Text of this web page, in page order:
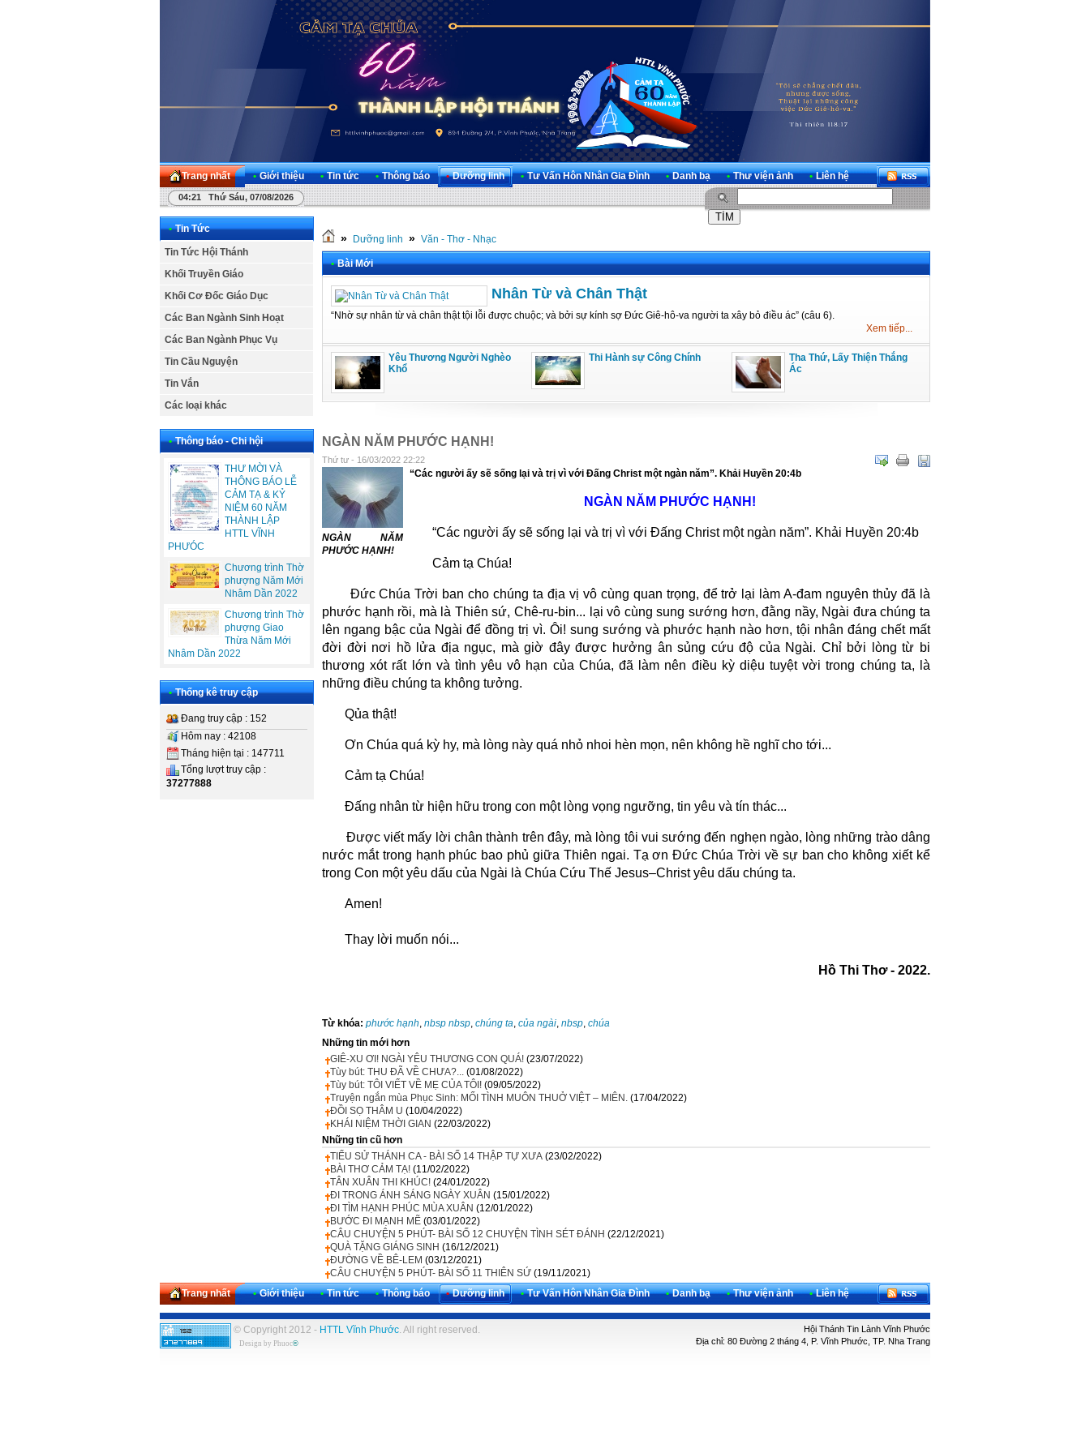
Trang nhất • Giới thiệu • Tin tức • Thông báo • Dưỡng linh • Tư Vấn Hôn Nhân Gia Đình • Danh bạ • Thư viện ảnh • Liên hệ
04:21 Thứ Sáu, 07/08/2026
• Tin Tức
Tin Tức Hội Thánh
Khối Truyền Giáo
Khối Cơ Đốc Giáo Dục
Các Ban Ngành Sinh Hoạt
Các Ban Ngành Phục Vụ
Tin Cầu Nguyện
Tin Vắn
Các loại khác
• Thông báo - Chi hội
THƯ MỜI VÀ
THÔNG BÁO LỄ
CẢM TẠ & KỶ
NIỆM 60 NĂM
THÀNH LẬP
HTTL VĨNH
PHƯÓC
Chương trình Thờ
phượng Năm Mới
Nhâm Dần 2022
Chương trình Thờ
phượng Giao
Thừa Năm Mới
Nhâm Dần 2022
• Thống kê truy cập
Đang truy cập : 152
Hôm nay : 42108
Tháng hiện tại : 147711
Tổng lượt truy cập :
37277888
» Dưỡng linh » Văn - Thơ - Nhạc
• Bài Mới
Nhân Từ và Chân Thật
“Nhờ sự nhân từ và chân thật tội lỗi được chuộc; và bởi sự kính sợ Đức Giê-hô-va người ta xây bỏ điều ác” (câu 6).
Xem tiếp...
Yêu Thương Người Nghèo
Khổ
Thi Hành sự Công Chính
Tha Thứ, Lấy Thiện Thắng
Ác
NGÀN NĂM PHƯỚC HẠNH!
Thứ tư - 16/03/2022 22:22
NGÀN NĂM
PHƯỚC HẠNH!
“Các người ấy sẽ sống lại và trị vì với Đấng Christ một ngàn năm”. Khải Huyền 20:4b
NGÀN NĂM PHƯỚC HẠNH!
“Các người ấy sẽ sống lại và trị vì với Đấng Christ một ngàn năm”. Khải Huyền 20:4b
Cảm tạ Chúa!
Đức Chúa Trời ban cho chúng ta địa vị vô cùng quan trọng, để trở lại làm A-đam nguyên thủy đã là
phước hạnh rồi, mà là Thiên sứ, Chê-ru-bin... lại vô cùng sung sướng hơn, đằng nầy, Ngài đưa chúng ta
lên ngang bậc của Ngài để đồng trị vì. Ôi! sung sướng và phước hạnh nào hơn, tội nhân đáng chết mất
đời đời nơi hồ lửa địa ngục, mà giờ đây được hưởng ân sủng cứu độ của Ngài. Chỉ bởi lòng từ bi
thương xót rất lớn và tình yêu vô hạn của Chúa, đã làm nên điều kỳ diệu tuyệt vời trong chúng ta, là
những điều chúng ta không tưởng.
Qủa thật!
Ơn Chúa quá kỳ hy, mà lòng này quá nhỏ nhoi hèn mọn, nên không hề nghĩ cho tới...
Cảm tạ Chúa!
Đấng nhân từ hiện hữu trong con một lòng vọng ngưỡng, tin yêu và tín thác...
Được viết mấy lời chân thành trên đây, mà lòng tôi vui sướng đến nghẹn ngào, lòng những trào dâng
nước mắt trong hạnh phúc bao phủ giữa Thiên ngai. Tạ ơn Đức Chúa Trời về sự ban cho không xiết kể
trong Con một yêu dấu của Ngài là Chúa Cứu Thế Jesus–Christ yêu dấu chúng ta.
Amen!
Thay lời muốn nói...
Hồ Thi Thơ - 2022.
Từ khóa: phước hạnh, nbsp nbsp, chúng ta, của ngài, nbsp, chúa
Những tin mới hơn
GIÊ-XU ƠI! NGÀI YÊU THƯƠNG CON QUÁ! (23/07/2022)
Tùy bút: THU ĐÃ VỀ CHƯA?... (01/08/2022)
Tùy bút: TÔI VIẾT VỀ MẸ CỦA TÔI! (09/05/2022)
Truyện ngắn mùa Phục Sinh: MỐI TÌNH MUÔN THUỞ VIỆT – MIÊN. (17/04/2022)
ĐỒI SỌ THÂM U (10/04/2022)
KHÁI NIỆM THỜI GIAN (22/03/2022)
Những tin cũ hơn
TIỂU SỬ THÁNH CA - BÀI SỐ 14 THẬP TỰ XƯA (23/02/2022)
BÀI THƠ CẢM TẠ! (11/02/2022)
TÂN XUÂN THI KHÚC! (24/01/2022)
ĐI TRONG ÁNH SÁNG NGÀY XUÂN (15/01/2022)
ĐI TÌM HẠNH PHÚC MÙA XUÂN (12/01/2022)
BƯỚC ĐI MẠNH MẼ (03/01/2022)
CÂU CHUYỆN 5 PHÚT- BÀI SỐ 12 CHUYỆN TÌNH SÉT ĐÁNH (22/12/2021)
QUÀ TẶNG GIÁNG SINH (16/12/2021)
ĐƯỜNG VỀ BÊ-LEM (03/12/2021)
CÂU CHUYỆN 5 PHÚT- BÀI SỐ 11 THIÊN SỨ (19/11/2021)
Trang nhất
• Giới thiệu • Tin tức • Thông báo • Dưỡng linh • Tư Vấn Hôn Nhân Gia Đình • Danh bạ • Thư viện ảnh • Liên hệ
© Copyright 2012 - HTTL Vĩnh Phước. All right reserved.
Design by Phuoc®
Hội Thánh Tin Lành Vĩnh Phước
Địa chỉ: 80 Đường 2 tháng 4, P. Vĩnh Phước, TP. Nha Trang